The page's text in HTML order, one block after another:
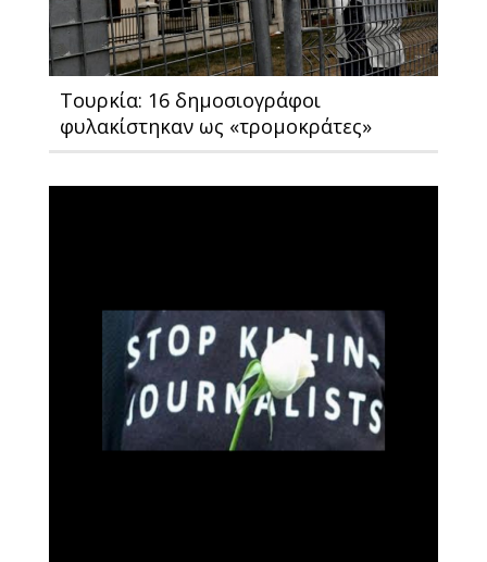
Toυρκία: 16 δημοσιογράφοι
φυλακίστηκαν ως «τρομοκράτες»